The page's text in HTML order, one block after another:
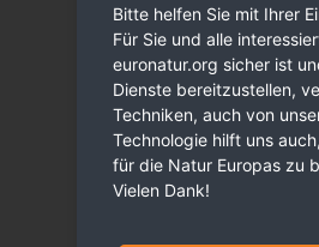
Bitte helfen Sie mit Ihrer
Für Sie und alle
euronatur.org sicher ist
Dienste bereitzustellen,
Techniken, auch von
Technologie hilft uns
für die Natur Europas zu
Vielen Dank!